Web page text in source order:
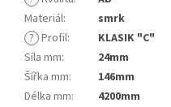
Materiál:
smrk
? Profil:
KLASIK "C"
Síla mm:
24mm
Šířka mm:
146mm
Délka mm:
4200mm